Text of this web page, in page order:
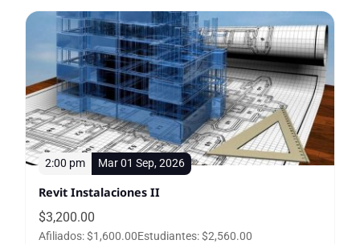
2:00 pm Mar 01 Sep, 2026
Revit Instalaciones II
$3,200.00
Afiliados: $1,600.00Estudiantes: $2,560.00